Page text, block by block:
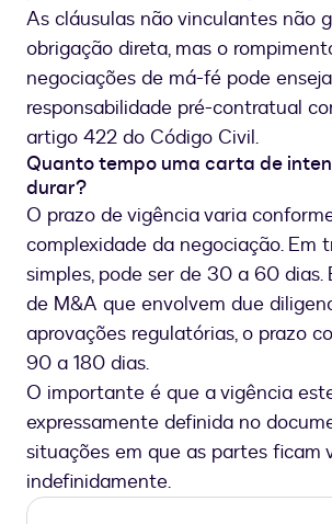
As cláusulas não vinculantes não
obrigação direta, mas o
negociações de má-fé pode
responsabilidade pré-contratual
artigo 422 do Código Civil.
Quanto tempo uma carta de
durar?
O prazo de vigência varia
complexidade da negociação. Em
simples, pode ser de 30 a 60 dias.
de M&A que envolvem due
aprovações regulatórias, o prazo
90 a 180 dias.
O importante é que a vigência
expressamente definida no
situações em que as partes ficam
indefinidamente.